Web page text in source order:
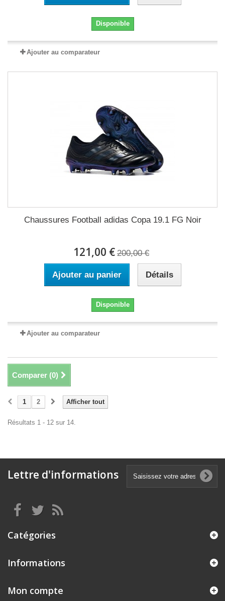
Disponible
Ajouter au comparateur
Chaussures Football adidas Copa 19.1 FG Noir
121,00 € 200,00 €
Ajouter au panier Détails
Disponible
Ajouter au comparateur
Comparer (0)
Afficher tout
1 2
Résultats 1 - 12 sur 14.
Lettre d'informations
Catégories
Informations
Mon compte